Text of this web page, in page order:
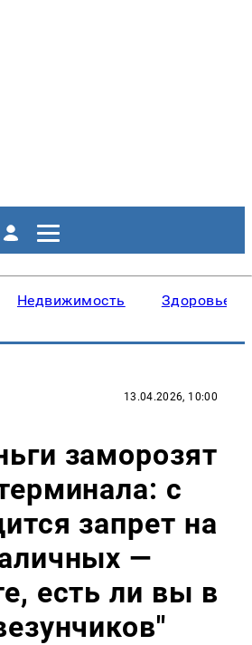
Недвижимость Здоровье
13.04.2026, 10:00
заморозят
с
запрет на
—
есть ли вы в